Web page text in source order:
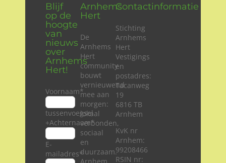
Blijf
op de
hoogte
van
nieuws
over
Arnhems
Hert!
Voornaam*
tussenvoegsel
+Achternaam*
E-
mailadres*
Arnhems
Hert
De
Arnhems
Hert
community
bouwt
vernieuwend
mee aan
morgen:
lokaal
verbonden,
sociaal
en
duurzaam.
Arnhem
Contactinformatie
Stichting
Arnhems
Hert
Vestigings
en
postadres:
Tacanweg
19
6816 TB
Arnhem
KvK nr
Arnhem:
99208466
RSIN nr: